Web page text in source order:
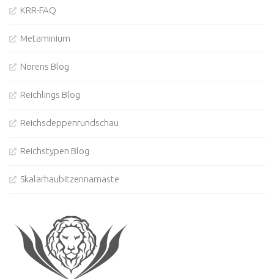
KRR-FAQ
Metaminium
Norens Blog
Reichlings Blog
Reichsdeppenrundschau
Reichstypen Blog
Skalarhaubitzennamaste